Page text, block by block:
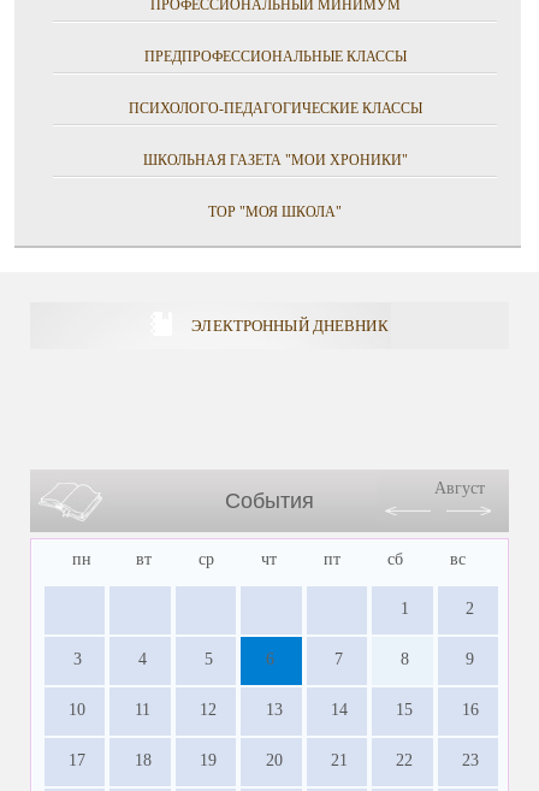
ПРОФЕССИОНАЛЬНЫЙ МИНИМУМ
ПРЕДПРОФЕССИОНАЛЬНЫЕ КЛАССЫ
ПСИХОЛОГО-ПЕДАГОГИЧЕСКИЕ КЛАССЫ
ШКОЛЬНАЯ ГАЗЕТА "МОИ ХРОНИКИ"
ТОР "МОЯ ШКОЛА"
ЭЛЕКТРОННЫЙ ДНЕВНИК
События
Август
пн вт ср чт пт сб вс
1 2
3 4 5 6 7 8 9
10 11 12 13 14 15 16
17 18 19 20 21 22 23